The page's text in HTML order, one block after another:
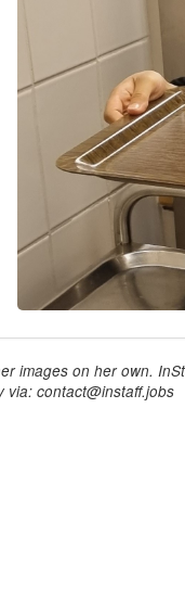
images on her own.
via: contact@instaff.jobs